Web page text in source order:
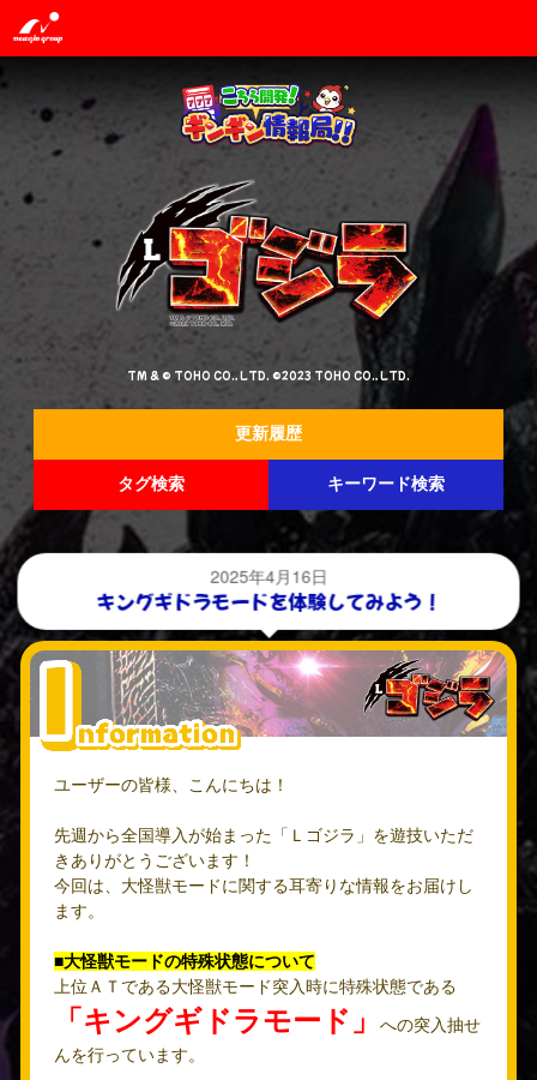
TM & © TOHO CO., LTD. ©2023 TOHO CO., LTD.
更新履歴
タグ検索 キーワード検索
2025年4月16日
キングギドラモードを体験してみよう！
ユーザーの皆様、こんにちは！
先週から全国導入が始まった「Ｌゴジラ」を遊技いただ
きありがとうございます！
今回は、大怪獣モードに関する耳寄りな情報をお届けし
ます。
■大怪獣モードの特殊状態について
上位ＡＴである大怪獣モード突入時に特殊状態である
「キングギドラモード」
への突入抽せ
んを行っています。